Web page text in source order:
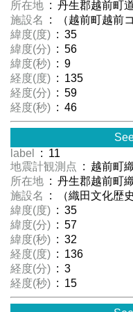
所在地 : 丹生郡越前町
施設名
: （越前町越前
緯度(度) : 35
緯度(分) : 56
緯度(秒) : 9
経度(度) : 135
経度(分) : 59
経度(秒) : 46
label
: 11
地震計観測点 : 越前町
所在地 : 丹生郡越前町
施設名
: （織田文化歴史
緯度(度) : 35
緯度(分) : 57
緯度(秒) : 32
経度(度) : 136
経度(分) : 3
経度(秒) : 15